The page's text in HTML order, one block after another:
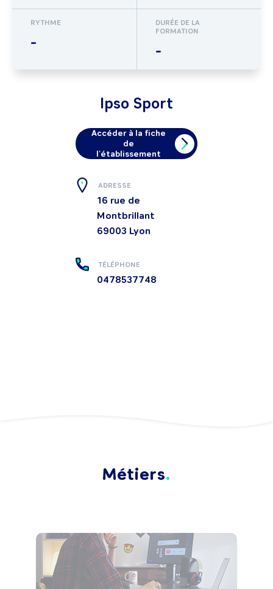
RYTHME
-
DURÉE DE LA
FORMATION
-
Ipso Sport
Accéder à la fiche
de
l'établissement
ADRESSE
16 rue de
Montbrillant
69003 Lyon
TÉLÉPHONE
0478537748
Métiers